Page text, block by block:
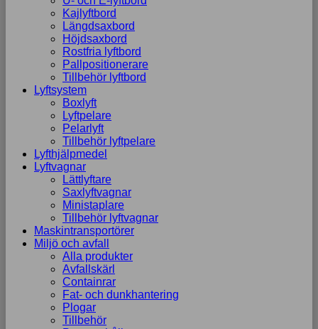
Kajlyftbord
Längdsaxbord
Höjdsaxbord
Rostfria lyftbord
Pallpositionerare
Tillbehör lyftbord
Lyftsystem
Boxlyft
Lyftpelare
Pelarlyft
Tillbehör lyftpelare
Lyfthjälpmedel
Lyftvagnar
Lättlyftare
Saxlyftvagnar
Ministaplare
Tillbehör lyftvagnar
Maskintransportörer
Miljö och avfall
Alla produkter
Avfallskärl
Containrar
Fat- och dunkhantering
Plogar
Tillbehör